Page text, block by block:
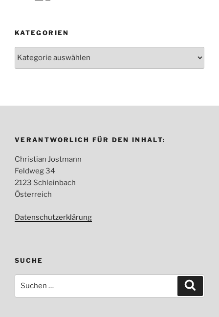
KATEGORIEN
Kategorien
VERANTWORLICH FÜR DEN INHALT:
Christian Jostmann
Feldweg 34
2123 Schleinbach
Österreich
Datenschutzerklärung
SUCHE
Suche